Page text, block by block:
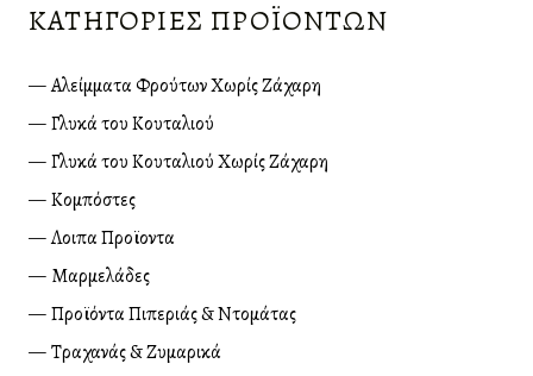
ΚΑΤΗΓΟΡΊΕΣ ΠΡΟΪΌΝΤΩΝ
Αλείμματα Φρούτων Χωρίς Ζάχαρη
Γλυκά του Κουταλιού
Γλυκά του Κουταλιού Χωρίς Ζάχαρη
Κομπόστες
Λοιπα Προϊοντα
Μαρμελάδες
Προϊόντα Πιπεριάς & Ντομάτας
Τραχανάς & Ζυμαρικά